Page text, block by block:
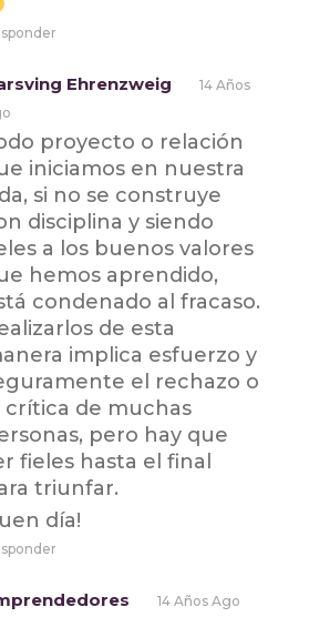
Ehrenzweig
14 Años
proyecto o relación
iniciamos en nuestra
si no se construye
disciplina y siendo
a los buenos valores
hemos aprendido,
condenado al fracaso.
de esta
implica esfuerzo y
el rechazo o
crítica de muchas
pero hay que
fieles hasta el final
triunfar.
día!
14 Años Ago